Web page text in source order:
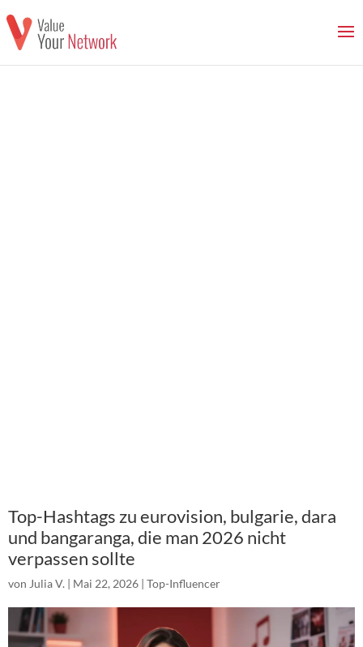
Top-Hashtags zu eurovision, bulgarie, dara
und bangaranga, die man 2026 nicht
verpassen sollte
von Julia V. | Mai 22, 2026 | Top-Influencer